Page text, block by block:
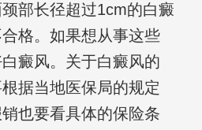
部长径超过1cm的白癜
格。如果想从事这些
癜风。关于白癜风的
据当地医保局的规定
也要看具体的保险条